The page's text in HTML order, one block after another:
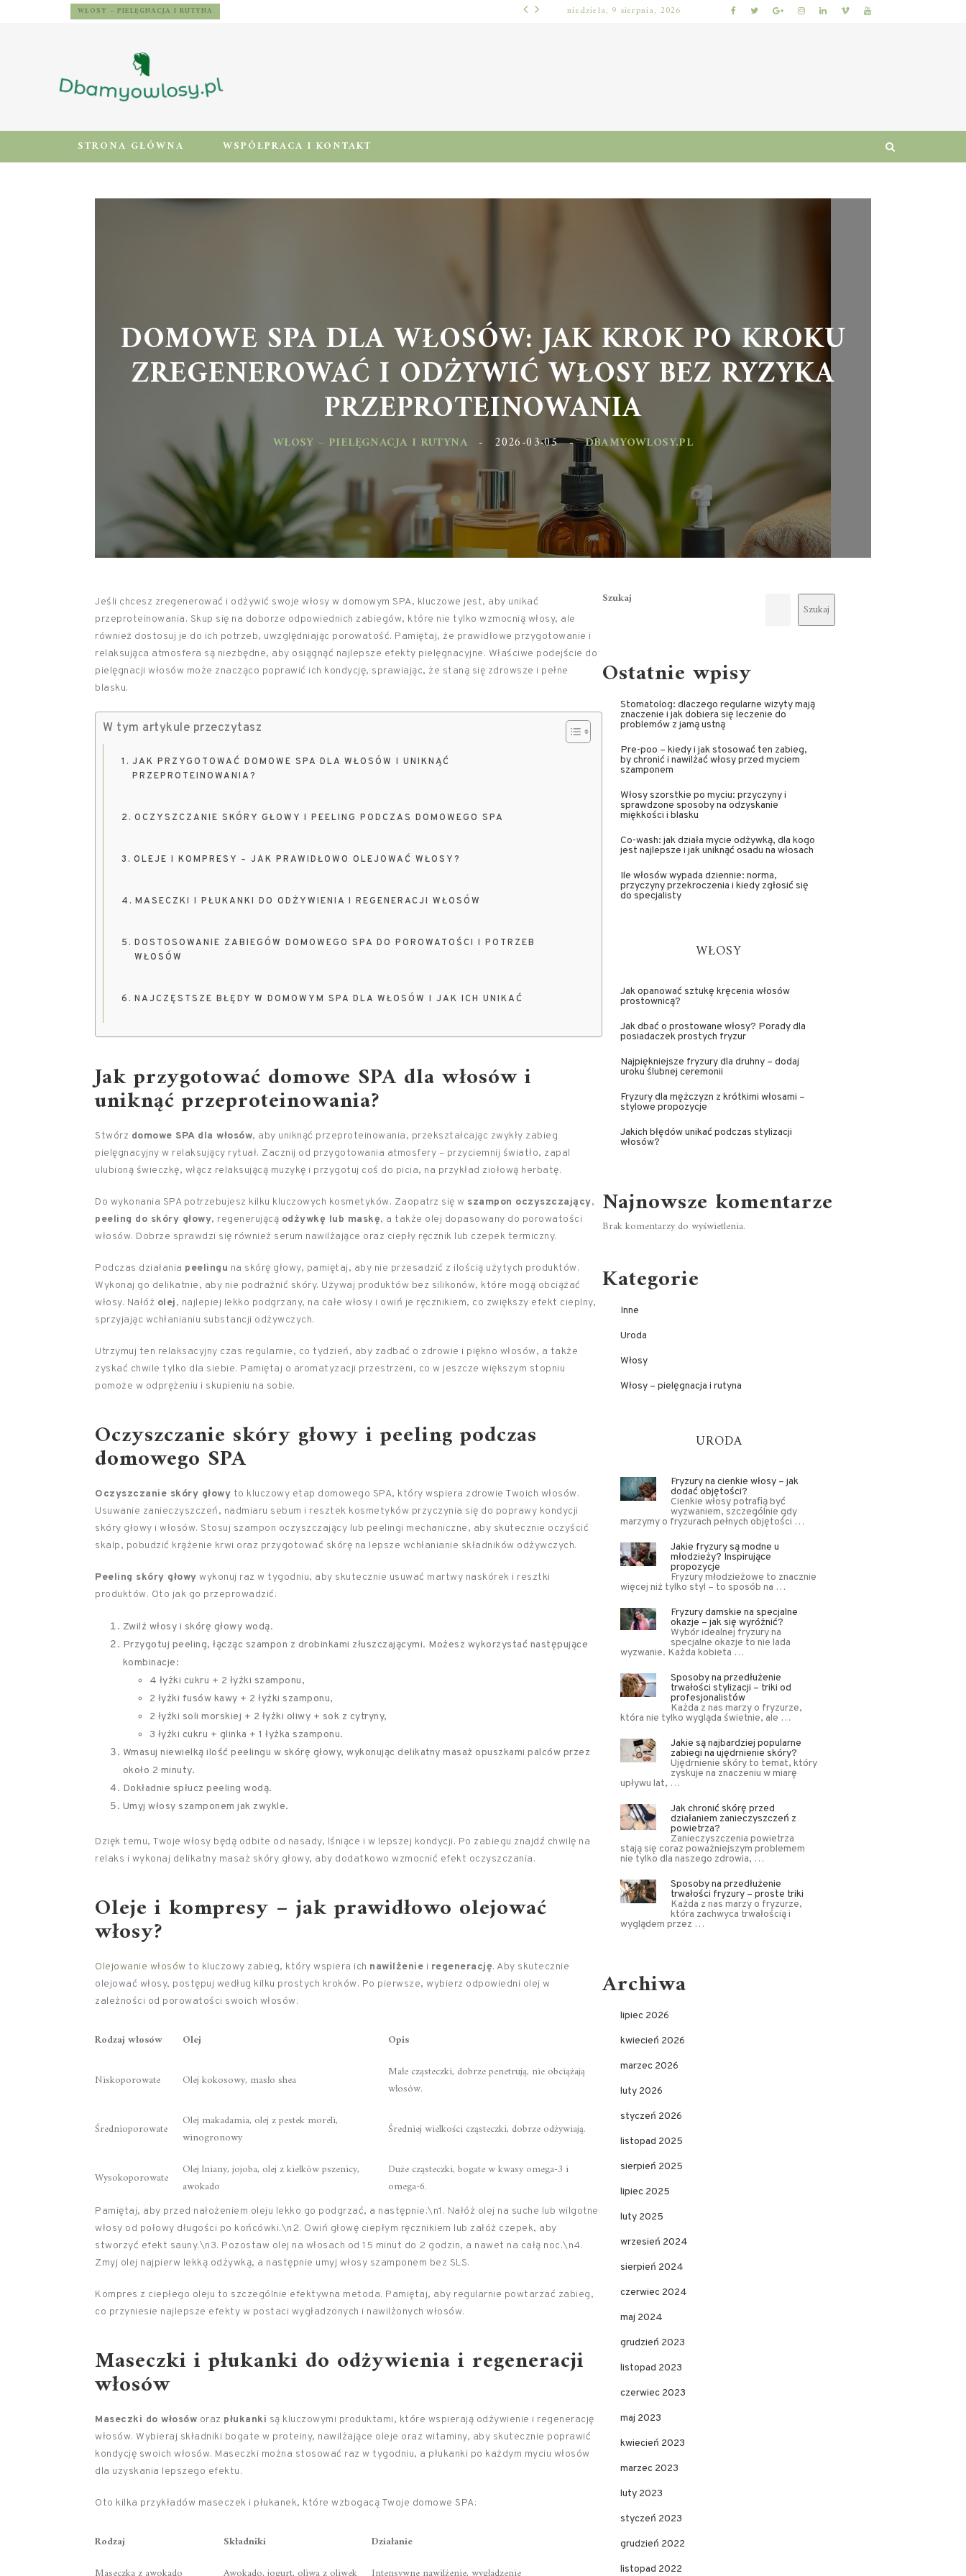
WŁOSY – PIELĘGNACJA I RUTYNA WŁOSY – PIELĘGNACJA I RUTYNA
niedziela, 9 sierpnia, 2026
STRONA GŁÓWNA WSPÓŁPRACA I KONTAKT
DOMOWE SPA DLA WŁOSÓW: JAK KROK PO KROKU
ZREGENEROWAĆ I ODŻYWIĆ WŁOSY BEZ RYZYKA
PRZEPROTEINOWANIA
WŁOSY – PIELĘGNACJA I RUTYNA - 2026-03-05 - DBAMYOWLOSY.PL
Jeśli chcesz zregenerować i odżywić swoje włosy w domowym SPA, kluczowe jest, aby unikać
przeproteinowania. Skup się na doborze odpowiednich zabiegów, które nie tylko wzmocnią włosy, ale
również dostosuj je do ich potrzeb, uwzględniając porowatość. Pamiętaj, że prawidłowe przygotowanie i
relaksująca atmosfera są niezbędne, aby osiągnąć najlepsze efekty pielęgnacyjne. Właściwe podejście do
pielęgnacji włosów może znacząco poprawić ich kondycję, sprawiając, że staną się zdrowsze i pełne
blasku.
W tym artykule przeczytasz
JAK PRZYGOTOWAĆ DOMOWE SPA DLA WŁOSÓW I UNIKNĄĆ
PRZEPROTEINOWANIA?
OCZYSZCZANIE SKÓRY GŁOWY I PEELING PODCZAS DOMOWEGO SPA
OLEJE I KOMPRESY – JAK PRAWIDŁOWO OLEJOWAĆ WŁOSY?
MASECZKI I PŁUKANKI DO ODŻYWIENIA I REGENERACJI WŁOSÓW
DOSTOSOWANIE ZABIEGÓW DOMOWEGO SPA DO POROWATOŚCI I POTRZEB
WŁOSÓW
NAJCZĘSTSZE BŁĘDY W DOMOWYM SPA DLA WŁOSÓW I JAK ICH UNIKAĆ
Jak przygotować domowe SPA dla włosów i
uniknąć przeproteinowania?
Stwórz domowe SPA dla włosów, aby uniknąć przeproteinowania, przekształcając zwykły zabieg
pielęgnacyjny w relaksujący rytuał. Zacznij od przygotowania atmosfery – przyciemnij światło, zapal
ulubioną świeczkę, włącz relaksującą muzykę i przygotuj coś do picia, na przykład ziołową herbatę.
Do wykonania SPA potrzebujesz kilku kluczowych kosmetyków. Zaopatrz się w szampon oczyszczający,
peeling do skóry głowy, regenerującą odżywkę lub maskę, a także olej dopasowany do porowatości
włosów. Dobrze sprawdzi się również serum nawilżające oraz ciepły ręcznik lub czepek termiczny.
Podczas działania peelingu na skórę głowy, pamiętaj, aby nie przesadzić z ilością użytych produktów.
Wykonaj go delikatnie, aby nie podrażnić skóry. Używaj produktów bez silikonów, które mogą obciążać
włosy. Nałóż olej, najlepiej lekko podgrzany, na całe włosy i owiń je ręcznikiem, co zwiększy efekt cieplny,
sprzyjając wchłanianiu substancji odżywczych.
Utrzymuj ten relaksacyjny czas regularnie, co tydzień, aby zadbać o zdrowie i piękno włosów, a także
zyskać chwile tylko dla siebie. Pamiętaj o aromatyzacji przestrzeni, co w jeszcze większym stopniu
pomoże w odprężeniu i skupieniu na sobie.
Oczyszczanie skóry głowy i peeling podczas
domowego SPA
Oczyszczanie skóry głowy to kluczowy etap domowego SPA, który wspiera zdrowie Twoich włosów.
Usuwanie zanieczyszczeń, nadmiaru sebum i resztek kosmetyków przyczynia się do poprawy kondycji
skóry głowy i włosów. Stosuj szampon oczyszczający lub peelingi mechaniczne, aby skutecznie oczyścić
skalp, pobudzić krążenie krwi oraz przygotować skórę na lepsze wchłanianie składników odżywczych.
Peeling skóry głowy wykonuj raz w tygodniu, aby skutecznie usuwać martwy naskórek i resztki
produktów. Oto jak go przeprowadzić:
Zwilż włosy i skórę głowy wodą.
Przygotuj peeling, łącząc szampon z drobinkami złuszczającymi. Możesz wykorzystać następujące
kombinacje:
4 łyżki cukru + 2 łyżki szamponu,
2 łyżki fusów kawy + 2 łyżki szamponu,
2 łyżki soli morskiej + 2 łyżki oliwy + sok z cytryny,
3 łyżki cukru + glinka + 1 łyżka szamponu.
Wmasuj niewielką ilość peelingu w skórę głowy, wykonując delikatny masaż opuszkami palców przez
około 2 minuty.
Dokładnie spłucz peeling wodą.
Umyj włosy szamponem jak zwykle.
Dzięk temu, Twoje włosy będą odbite od nasady, lśniące i w lepszej kondycji. Po zabiegu znajdź chwilę na
relaks i wykonaj delikatny masaż skóry głowy, aby dodatkowo wzmocnić efekt oczyszczania.
Oleje i kompresy – jak prawidłowo olejować
włosy?
Olejowanie włosów to kluczowy zabieg, który wspiera ich nawilżenie i regenerację. Aby skutecznie
olejować włosy, postępuj według kilku prostych kroków. Po pierwsze, wybierz odpowiedni olej w
zależności od porowatości swoich włosów:
Rodzaj włosów Olej Opis
Niskoporowate Olej kokosowy, masło shea
Małe cząsteczki, dobrze penetrują, nie obciążają
włosów.
Średnioporowate
Olej makadamia, olej z pestek moreli,
winogronowy
Średniej wielkości cząsteczki, dobrze odżywiają.
Wysokoporowate
Olej lniany, jojoba, olej z kiełków pszenicy,
awokado
Duże cząsteczki, bogate w kwasy omega-3 i
omega-6.
Pamiętaj, aby przed nałożeniem oleju lekko go podgrzać, a następnie:\n1. Nałóż olej na suche lub wilgotne
włosy od połowy długości po końcówki.\n2. Owiń głowę ciepłym ręcznikiem lub załóż czepek, aby
stworzyć efekt sauny.\n3. Pozostaw olej na włosach od 15 minut do 2 godzin, a nawet na całą noc.\n4.
Zmyj olej najpierw lekką odżywką, a następnie umyj włosy szamponem bez SLS.
Kompres z ciepłego oleju to szczególnie efektywna metoda. Pamiętaj, aby regularnie powtarzać zabieg,
co przyniesie najlepsze efekty w postaci wygładzonych i nawilżonych włosów.
Maseczki i płukanki do odżywienia i regeneracji
włosów
Maseczki do włosów oraz płukanki są kluczowymi produktami, które wspierają odżywienie i regenerację
włosów. Wybieraj składniki bogate w proteiny, nawilżające oleje oraz witaminy, aby skutecznie poprawić
kondycję swoich włosów. Maseczki można stosować raz w tygodniu, a płukanki po każdym myciu włosów
dla uzyskania lepszego efektu.
Oto kilka przykładów maseczek i płukanek, które wzbogacą Twoje domowe SPA:
Rodzaj Składniki
Działanie
Szukaj
Szukaj
Ostatnie wpisy
Stomatolog: dlaczego regularne wizyty mają
znaczenie i jak dobiera się leczenie do
problemów z jamą ustną
Pre-poo – kiedy i jak stosować ten zabieg,
by chronić i nawilżać włosy przed myciem
szamponem
Włosy szorstkie po myciu: przyczyny i
sprawdzone sposoby na odzyskanie
miękkości i blasku
Co-wash: jak działa mycie odżywką, dla kogo
jest najlepsze i jak uniknąć osadu na włosach
Ile włosów wypada dziennie: norma,
przyczyny przekroczenia i kiedy zgłosić się
do specjalisty
WŁOSY
Jak opanować sztukę kręcenia włosów
prostownicą?
Jak dbać o prostowane włosy? Porady dla
posiadaczek prostych fryzur
Najpiękniejsze fryzury dla druhny – dodaj
uroku ślubnej ceremonii
Fryzury dla mężczyzn z krótkimi włosami –
stylowe propozycje
Jakich błędów unikać podczas stylizacji
włosów?
Najnowsze komentarze
Brak komentarzy do wyświetlenia.
Kategorie
Inne
Uroda
Włosy
Włosy – pielęgnacja i rutyna
URODA
Fryzury na cienkie włosy – jak
dodać objętości?
Cienkie włosy potrafią być
wyzwaniem, szczególnie gdy
marzymy o fryzurach pełnych objętości …
Jakie fryzury są modne u
młodzieży? Inspirujące
propozycje
Fryzury młodzieżowe to znacznie
więcej niż tylko styl – to sposób na …
Fryzury damskie na specjalne
okazje – jak się wyróżnić?
Wybór idealnej fryzury na
specjalne okazje to nie lada
wyzwanie. Każda kobieta …
Sposoby na przedłużenie
trwałości stylizacji – triki od
profesjonalistów
Każda z nas marzy o fryzurze,
która nie tylko wygląda świetnie, ale …
Jakie są najbardziej popularne
zabiegi na ujędrnienie skóry?
Ujędrnienie skóry to temat, który
zyskuje na znaczeniu w miarę
upływu lat, …
Jak chronić skórę przed
działaniem zanieczyszczeń z
powietrza?
Zanieczyszczenia powietrza
stają się coraz poważniejszym problemem
nie tylko dla naszego zdrowia, …
Sposoby na przedłużenie
trwałości fryzury – proste triki
Każda z nas marzy o fryzurze,
która zachwyca trwałością i
wyglądem przez …
Archiwa
lipiec 2026
kwiecień 2026
marzec 2026
luty 2026
styczeń 2026
listopad 2025
sierpień 2025
lipiec 2025
luty 2025
wrzesień 2024
sierpień 2024
czerwiec 2024
maj 2024
grudzień 2023
listopad 2023
czerwiec 2023
maj 2023
kwiecień 2023
marzec 2023
luty 2023
styczeń 2023
grudzień 2022
listopad 2022